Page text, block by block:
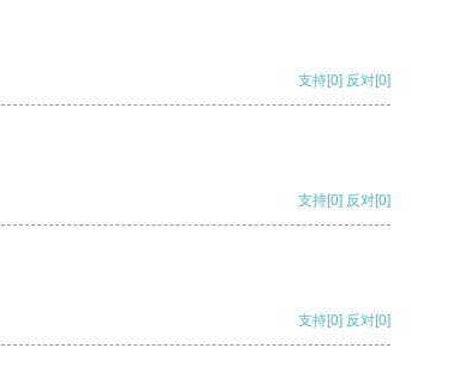
支持[0] 反对[0]
支持[0] 反对[0]
支持[0] 反对[0]